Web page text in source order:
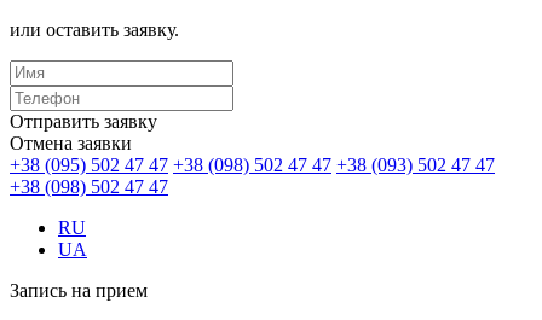
или оставить заявку.
Отправить заявку
Отмена заявки
+38 (095) 502 47 47 +38 (098) 502 47 47 +38 (093) 502 47 47
+38 (098) 502 47 47
RU
UA
Запись на прием